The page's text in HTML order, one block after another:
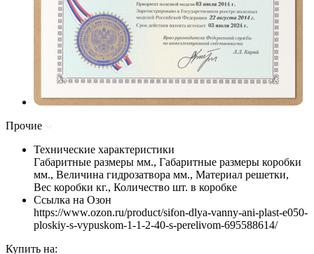
Прочие
Технические характеристики
Габаритные размеры мм., Габаритные размеры коробки
мм., Величина гидрозатвора мм., Материал решетки,
Вес коробки кг., Количество шт. в коробке
Ссылка на Озон
https://www.ozon.ru/product/sifon-dlya-vanny-ani-plast-e050-
ploskiy-s-vypuskom-1-1-2-40-s-perelivom-695588614/
Купить на: